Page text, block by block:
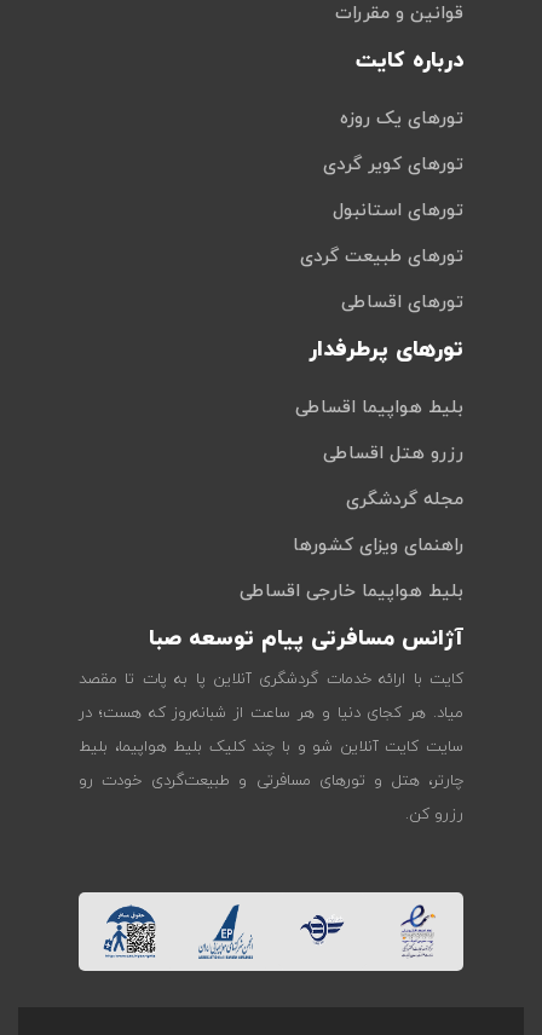
قوانین و مقررات
درباره کایت
تورهای یک روزه
تورهای کویر گردی
تورهای استانبول
تورهای طبیعت گردی
تورهای اقساطی
تورهای پرطرفدار
بلیط هواپیما اقساطی
رزرو هتل اقساطی
مجله گردشگری
راهنمای ویزای کشورها
بلیط هواپیما خارجی اقساطی
آژانس مسافرتی پیام توسعه صبا
کایت با ارائه خدمات گردشگری آنلاین پا به پات تا مقصد
میاد. هر کجای دنیا و هر ساعت از شبانه‌روز که هست؛ در
سایت کایت آنلاین شو و با چند کلیک بلیط هواپیما، بلیط
چارتر، هتل و تورهای مسافرتی و طبیعت‌گردی خودت رو
رزرو کن.